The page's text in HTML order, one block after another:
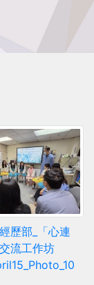
歷部_「心連
流工作坊